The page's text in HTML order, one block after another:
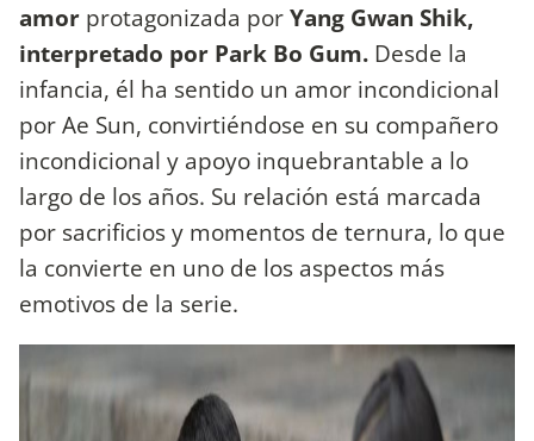
amor protagonizada porYang Gwan Shik,
interpretado por Park Bo Gum. Desde la
infancia, él ha sentido un amor incondicional
por Ae Sun, convirtiéndose en su compañero
incondicional y apoyo inquebrantable a lo
largo de los años. Su relación está marcada
por sacrificios y momentos de ternura, lo que
la convierte en uno de los aspectos más
emotivos de la serie.